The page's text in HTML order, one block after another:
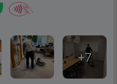
+7